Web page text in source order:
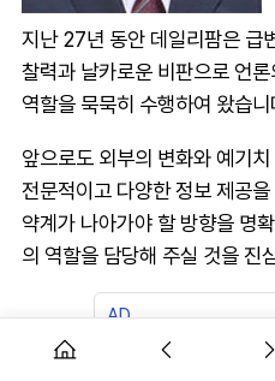
지난 27년 동안 데일리팜은 급
찰력과 날카로운 비판으로 언
역할을 묵묵히 수행하여 왔습니
앞으로도 외부의 변화와 예기
전문적이고 다양한 정보 제공
약계가 나아가야 할 방향을 명
의 역할을 담당해 주실 것을 진
AD